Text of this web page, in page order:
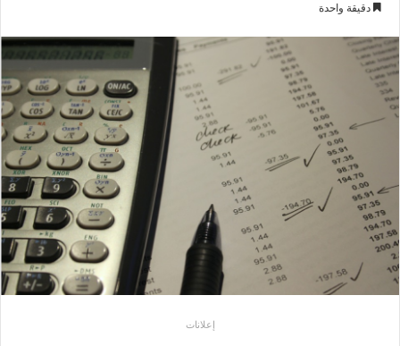
دقيقة واحدة
إعلانات